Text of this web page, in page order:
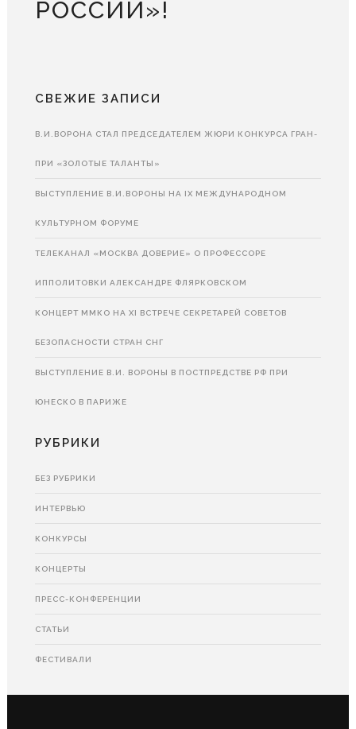
РОССИИ»!
СВЕЖИЕ ЗАПИСИ
В.И.ВОРОНА СТАЛ ПРЕДСЕДАТЕЛЕМ ЖЮРИ КОНКУРСА ГРАН-
ПРИ «ЗОЛОТЫЕ ТАЛАНТЫ»
ВЫСТУПЛЕНИЕ В.И.ВОРОНЫ НА IX МЕЖДУНАРОДНОМ
КУЛЬТУРНОМ ФОРУМЕ
ТЕЛЕКАНАЛ «МОСКВА ДОВЕРИЕ» О ПРОФЕССОРЕ
ИППОЛИТОВКИ АЛЕКСАНДРЕ ФЛЯРКОВСКОМ
КОНЦЕРТ ММКО НА XI ВСТРЕЧЕ СЕКРЕТАРЕЙ СОВЕТОВ
БЕЗОПАСНОСТИ СТРАН СНГ
ВЫСТУПЛЕНИЕ В.И. ВОРОНЫ В ПОСТПРЕДСТВЕ РФ ПРИ
ЮНЕСКО В ПАРИЖЕ
РУБРИКИ
БЕЗ РУБРИКИ
ИНТЕРВЬЮ
КОНКУРСЫ
КОНЦЕРТЫ
ПРЕСС-КОНФЕРЕНЦИИ
СТАТЬИ
ФЕСТИВАЛИ